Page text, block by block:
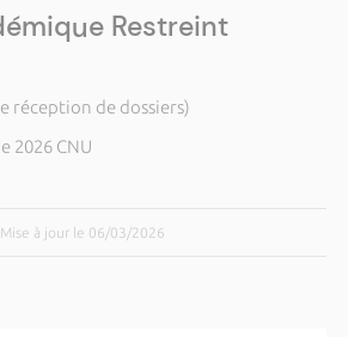
Restreint
réception de dossiers)
2026 CNU
Mise à jour le 06/03/2026